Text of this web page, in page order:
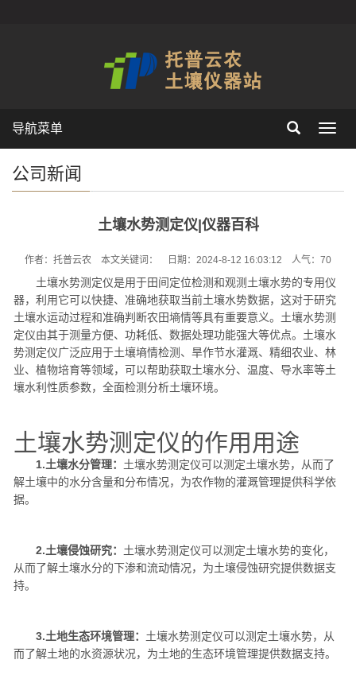
导航菜单
公司新闻
土壤水势测定仪|仪器百科
作者：托普云农 本文关键词： 日期：2024-8-12 16:03:12 人气： 70
土壤水势测定仪是用于田间定位检测和观测土壤水势的专用仪
器，利用它可以快捷、准确地获取当前土壤水势数据，这对于研究
土壤水运动过程和准确判断农田墒情等具有重要意义。土壤水势测
定仪由其于测量方便、功耗低、数据处理功能强大等优点。土壤水
势测定仪广泛应用于土壤墒情检测、旱作节水灌溉、精细农业、林
业、植物培育等领域，可以帮助获取土壤水分、温度、导水率等土
壤水利性质参数，全面检测分析土壤环境。
土壤水势测定仪的作用用途
1.土壤水分管理： 土壤水势测定仪可以测定土壤水势，从而了
解土壤中的水分含量和分布情况，为农作物的灌溉管理提供科学依
据。
2.土壤侵蚀研究： 土壤水势测定仪可以测定土壤水势的变化，
从而了解土壤水分的下渗和流动情况，为土壤侵蚀研究提供数据支
持。
3.土地生态环境管理： 土壤水势测定仪可以测定土壤水势，从
而了解土地的水资源状况，为土地的生态环境管理提供数据支持。